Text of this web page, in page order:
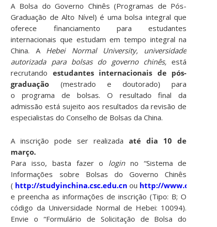
A Bolsa do Governo Chinês (Programas de Pós-
Graduação de Alto Nível) é uma bolsa integral que
oferece financiamento para estudantes
internacionais que estudam em tempo integral na
China. A Hebei Normal University, universidade
autorizada para bolsas do governo chinês,está
recrutando estudantes internacionais de pós-
graduação (mestrado e doutorado) para
o programa de bolsas. O resultado final da
admissão está sujeito aos resultados da revisão de
especialistas do Conselho de Bolsas da China.
A inscrição pode ser realizadaaté dia 10 de
março.
Para isso, basta fazer o loginno “Sistema de
Informações sobre Bolsas do Governo Chinês
( http://studyinchina.csc.edu.cn ou http://
e preencha as informações de inscrição (Tipo: B; O
código da Universidade Normal de Hebei: 10094).
Envie o “Formulário de Solicitação de Bolsa do